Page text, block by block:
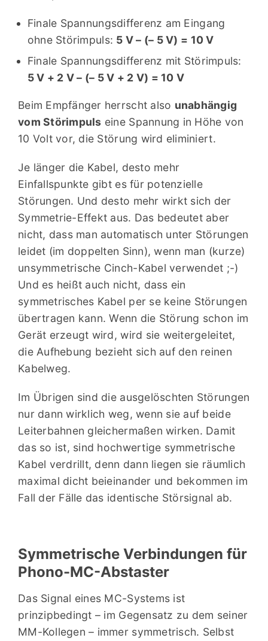
Finale Spannungsdifferenz am Eingang
ohne Störimpuls: 5 V – (– 5 V) = 10 V
Finale Spannungsdifferenz mit Störimpuls:
5 V + 2 V – (– 5 V + 2 V) = 10 V
Beim Empfänger herrscht also unabhängig
vom Störimpuls eine Spannung in Höhe von
10 Volt vor, die Störung wird eliminiert.
Je länger die Kabel, desto mehr
Einfallspunkte gibt es für potenzielle
Störungen. Und desto mehr wirkt sich der
Symmetrie-Effekt aus. Das bedeutet aber
nicht, dass man automatisch unter Störungen
leidet (im doppelten Sinn), wenn man (kurze)
unsymmetrische Cinch-Kabel verwendet ;-)
Und es heißt auch nicht, dass ein
symmetrisches Kabel per se keine Störungen
übertragen kann. Wenn die Störung schon im
Gerät erzeugt wird, wird sie weitergeleitet,
die Aufhebung bezieht sich auf den reinen
Kabelweg.
Im Übrigen sind die ausgelöschten Störungen
nur dann wirklich weg, wenn sie auf beide
Leiterbahnen gleichermaßen wirken. Damit
das so ist, sind hochwertige symmetrische
Kabel verdrillt, denn dann liegen sie räumlich
maximal dicht beieinander und bekommen im
Fall der Fälle das identische Störsignal ab.
Symmetrische Verbindungen für
Phono-MC-Abstaster
Das Signal eines MC-Systems ist
prinzipbedingt – im Gegensatz zu dem seiner
MM-Kollegen – immer symmetrisch. Selbst